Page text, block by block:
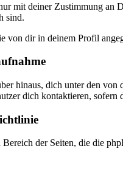
mit deiner Zustimmung an
sind.
von dir in deinem Profil
hinaus, dich unter den
dich kontaktieren, sofern
der Seiten, die die